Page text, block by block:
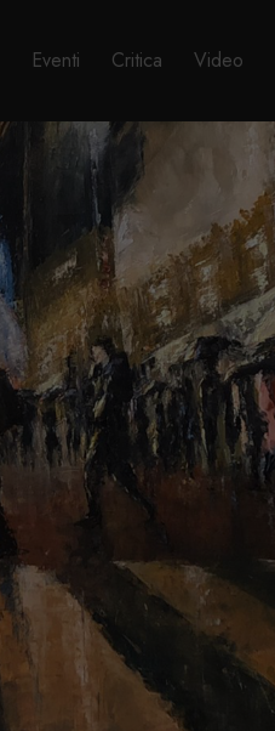
Eventi Critica Video